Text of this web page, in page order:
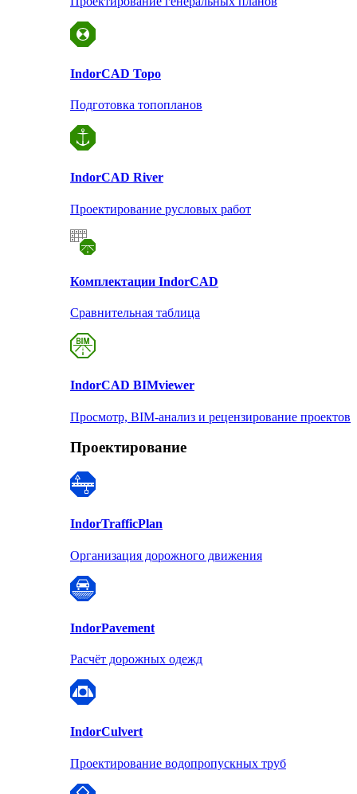
IndorCAD Topo
Подготовка топопланов
IndorCAD River
Проектирование русловых работ
Комплектации IndorCAD
Сравнительная таблица
IndorCAD BIMviewer
Просмотр, BIM-анализ и рецензирование проектов
Проектирование
IndorTrafficPlan
Организация дорожного движения
IndorPavement
Расчёт дорожных одежд
IndorCulvert
Проектирование водопропускных труб